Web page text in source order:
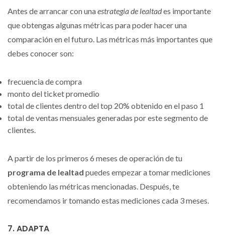
Antes de arrancar con unaestrategia de lealtades importante
que obtengas algunas métricas para poder hacer una
comparación en el futuro. Las métricas más importantes que
debes conocer son:
frecuencia de compra
monto del ticket promedio
total de clientes dentro del top 20% obtenido en el paso 1
total de ventas mensuales generadas por este segmento de
clientes.
A partir de los primeros 6 meses de operación de tu
programa de lealtad puedes empezar a tomar mediciones
obteniendo las métricas mencionadas. Después, te
recomendamos ir tomando estas mediciones cada 3 meses.
7. ADAPTA